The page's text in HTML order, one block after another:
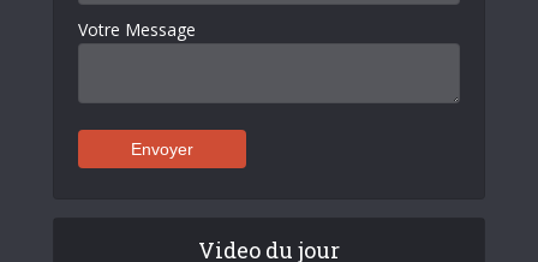
Votre Message
Video du jour